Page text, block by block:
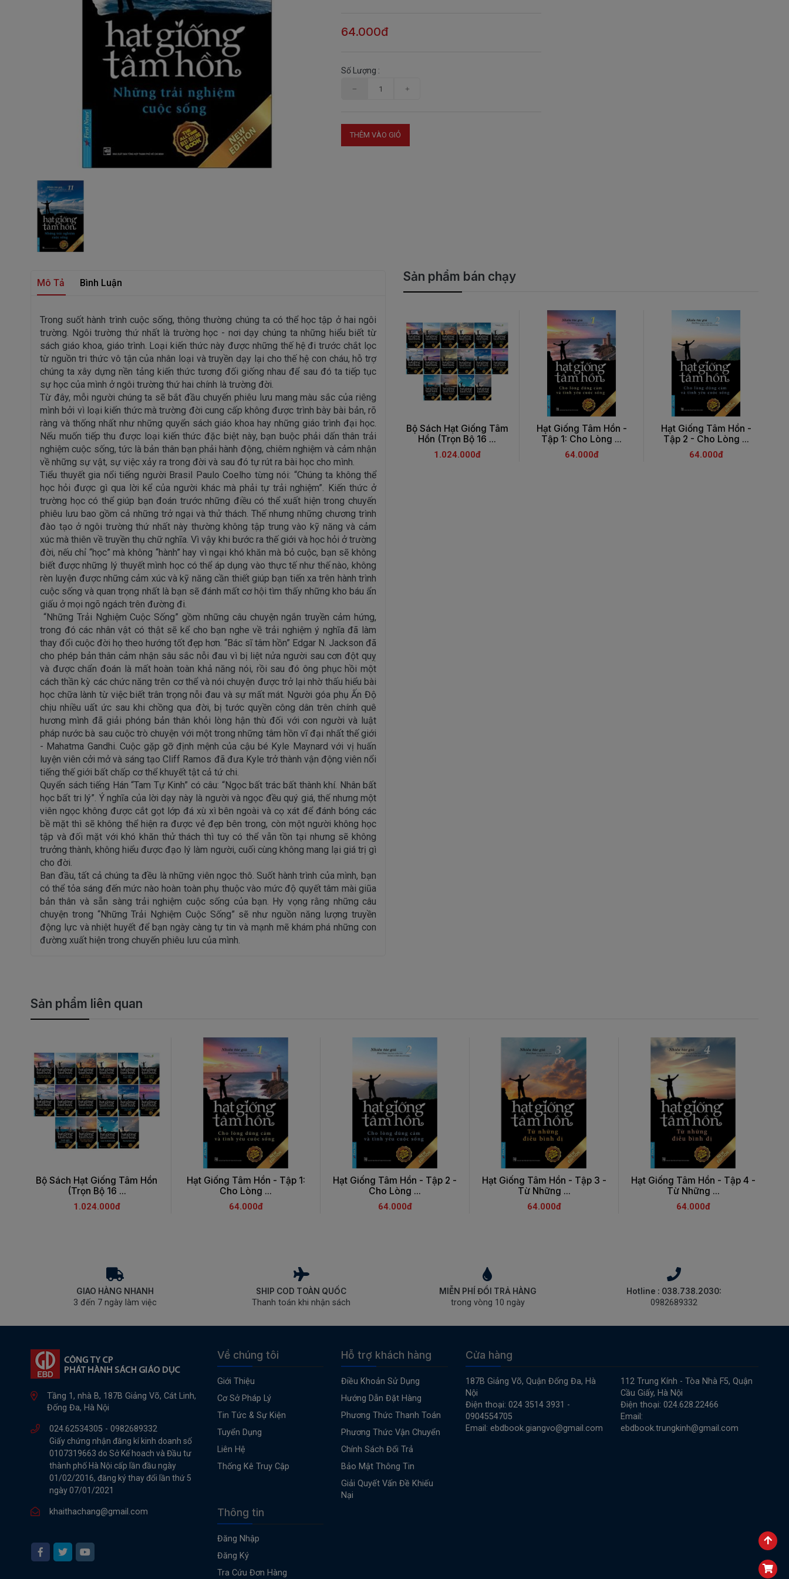
64.000đ
Số Lượng :
THÊM VÀO GIỎ
Mô Tả Bình Luận
Trong suốt hành trình cuộc sống, thông thường chúng ta có thể học tập ở hai ngôi
trường. Ngôi trường thứ nhất là trường học - nơi dạy chúng ta những hiểu biết từ
sách giáo khoa, giáo trình. Loại kiến thức này được những thế hệ đi trước chắt lọc
từ nguồn tri thức vô tận của nhân loại và truyền dạy lại cho thế hệ con cháu, hỗ trợ
chúng ta xây dựng nền tảng kiến thức tương đối giống nhau để sau đó ta tiếp tục
sự học của mình ở ngôi trường thứ hai chính là trường đời.
Từ đây, mỗi người chúng ta sẽ bắt đầu chuyến phiêu lưu mang màu sắc của riêng
mình bởi vì loại kiến thức mà trường đời cung cấp không được trình bày bài bản, rõ
ràng và thống nhất như những quyển sách giáo khoa hay những giáo trình đại học.
Nếu muốn tiếp thu được loại kiến thức đặc biệt này, bạn buộc phải dấn thân trải
nghiệm cuộc sống, tức là bản thân bạn phải hành động, chiêm nghiệm và cảm nhận
về những sự vật, sự việc xảy ra trong đời và sau đó tự rút ra bài học cho mình.
Tiểu thuyết gia nổi tiếng người Brasil Paulo Coelho từng nói: “Chúng ta không thể
học hỏi được gì qua lời kể của người khác mà phải tự trải nghiệm”. Kiến thức ở
trường học có thể giúp bạn đoán trước những điều có thể xuất hiện trong chuyến
phiêu lưu bao gồm cả những trở ngại và thử thách. Thế nhưng những chương trình
đào tạo ở ngôi trường thứ nhất này thường không tập trung vào kỹ năng và cảm
xúc mà thiên về truyền thụ chữ nghĩa. Vì vậy khi bước ra thế giới và học hỏi ở trường
đời, nếu chỉ “học” mà không “hành” hay vì ngại khó khăn mà bỏ cuộc, bạn sẽ không
biết được những lý thuyết mình học có thể áp dụng vào thực tế như thế nào, không
rèn luyện được những cảm xúc và kỹ năng cần thiết giúp bạn tiến xa trên hành trình
cuộc sống và quan trọng nhất là bạn sẽ đánh mất cơ hội tìm thấy những kho báu ẩn
giấu ở mọi ngõ ngách trên đường đi.
“Những Trải Nghiệm Cuộc Sống” gồm những câu chuyện ngắn truyền cảm hứng,
trong đó các nhân vật có thật sẽ kể cho bạn nghe về trải nghiệm ý nghĩa đã làm
thay đổi cuộc đời họ theo hướng tốt đẹp hơn. “Bác sĩ tâm hồn” Edgar N. Jackson đã
cho phép bản thân cảm nhận sâu sắc nỗi đau vì bị liệt nửa người sau cơn đột quỵ
và được chẩn đoán là mất hoàn toàn khả năng nói, rồi sau đó ông phục hồi một
cách thần kỳ các chức năng trên cơ thể và nói chuyện được trở lại nhờ thấu hiểu bài
học chữa lành từ việc biết trân trọng nỗi đau và sự mất mát. Người góa phụ Ấn Độ
chịu nhiều uất ức sau khi chồng qua đời, bị tước quyền công dân trên chính quê
hương mình đã giải phóng bản thân khỏi lòng hận thù đối với con người và luật
pháp nước bà sau cuộc trò chuyện với một trong những tâm hồn vĩ đại nhất thế giới
- Mahatma Gandhi. Cuộc gặp gỡ định mệnh của cậu bé Kyle Maynard với vị huấn
luyện viên cởi mở và sáng tạo Cliff Ramos đã đưa Kyle trở thành vận động viên nổi
tiếng thế giới bất chấp cơ thể khuyết tật cả tứ chi.
Quyển sách tiếng Hán “Tam Tự Kinh” có câu: “Ngọc bất trác bất thành khí. Nhân bất
học bất tri lý”. Ý nghĩa của lời dạy này là người và ngọc đều quý giá, thế nhưng một
viên ngọc không được cắt gọt lớp đá xù xì bên ngoài và cọ xát để đánh bóng các
bề mặt thì sẽ không thể hiện ra được vẻ đẹp bên trong, còn một người không học
tập và đối mặt với khó khăn thử thách thì tuy có thể vẫn tồn tại nhưng sẽ không
trưởng thành, không hiểu được đạo lý làm người, cuối cùng không mang lại giá trị gì
cho đời.
Ban đầu, tất cả chúng ta đều là những viên ngọc thô. Suốt hành trình của mình, bạn
có thể tỏa sáng đến mức nào hoàn toàn phụ thuộc vào mức độ quyết tâm mài giũa
bản thân và sẵn sàng trải nghiệm cuộc sống của bạn. Hy vọng rằng những câu
chuyện trong “Những Trải Nghiệm Cuộc Sống” sẽ như nguồn năng lượng truyền
động lực và nhiệt huyết để bạn ngày càng tự tin và mạnh mẽ khám phá những con
đường xuất hiện trong chuyến phiêu lưu của mình.
Sản phẩm bán chạy
Bộ Sách Hạt Giống Tâm
Hồn (Trọn Bộ 16 ...
1.024.000đ
Hạt Giống Tâm Hồn -
Tập 1: Cho Lòng ...
64.000đ
Hạt Giống Tâm Hồn -
Tập 2 - Cho Lòng ...
64.000đ
Sản phẩm liên quan
Bộ Sách Hạt Giống Tâm Hồn
(Trọn Bộ 16 ...
1.024.000đ
Hạt Giống Tâm Hồn - Tập 1:
Cho Lòng ...
64.000đ
Hạt Giống Tâm Hồn - Tập 2 -
Cho Lòng ...
64.000đ
Hạt Giống Tâm Hồn - Tập 3 -
Từ Những ...
64.000đ
Hạt Giống Tâm Hồn - Tập 4 -
Từ Những ...
64.000đ
GIAO HÀNG NHANH
3 đến 7 ngày làm việc
SHIP COD TOÀN QUỐC
Thanh toán khi nhận sách
MIỄN PHÍ ĐỔI TRẢ HÀNG
trong vòng 10 ngày
Hotline : 038.738.2030:
0982689332
Tầng 1, nhà B, 187B Giảng Võ, Cát Linh,
Đống Đa, Hà Nội
024.62534305 - 0982689332
Giấy chứng nhận đăng kí kinh doanh số
0107319663 do Sở Kế hoach và Đầu tư
thành phố Hà Nội cấp lần đầu ngày
01/02/2016, đăng ký thay đổi lần thứ 5
ngày 07/01/2021
khaithachang@gmail.com
Về chúng tôi
Giới Thiệu
Cơ Sở Pháp Lý
Tin Tức & Sự Kiện
Tuyển Dụng
Liên Hệ
Thống Kê Truy Cập
Hỗ trợ khách hàng
Điều Khoản Sử Dụng
Hướng Dẫn Đặt Hàng
Phương Thức Thanh Toán
Phương Thức Vận Chuyển
Chính Sách Đổi Trả
Bảo Mật Thông Tin
Giải Quyết Vấn Đề Khiếu
Nại
Thông tin
Đăng Nhập
Đăng Ký
Tra Cứu Đơn Hàng
Cửa hàng
187B Giảng Võ, Quận Đống Đa, Hà
Nội
Điện thoại: 024 3514 3931 -
0904554705
Email: ebdbook.giangvo@gmail.com
112 Trung Kính - Tòa Nhà F5, Quận
Cầu Giấy, Hà Nội
Điện thoại: 024.628.22466
Email:
ebdbook.trungkinh@gmail.com